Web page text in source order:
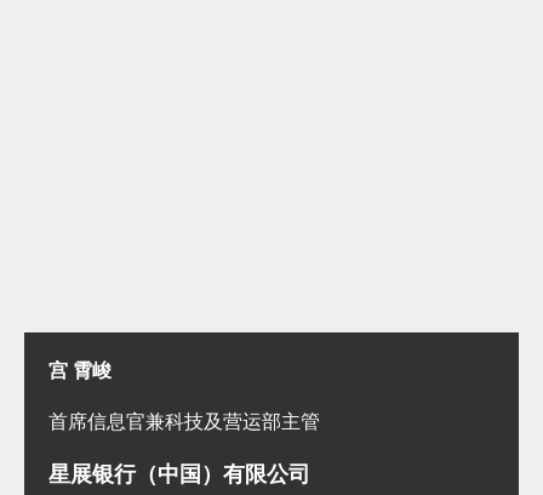
宫 霄峻
首席信息官兼科技及营运部主管
星展银行（中国）有限公司